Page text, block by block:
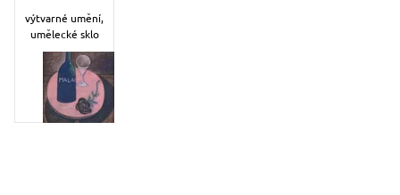
výtvarné umění,
umělecké sklo